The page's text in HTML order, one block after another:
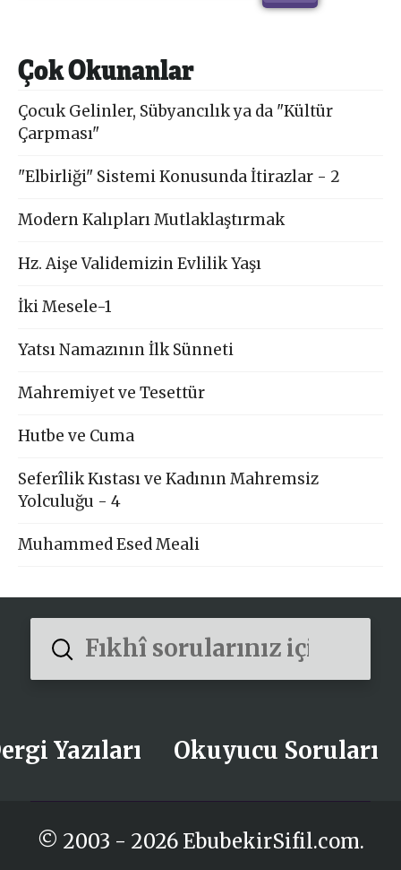
Çok Okunanlar
Çocuk Gelinler, Sübyancılık ya da "Kültür
Çarpması"
"Elbirliği" Sistemi Konusunda İtirazlar - 2
Modern Kalıpları Mutlaklaştırmak
Hz. Aişe Validemizin Evlilik Yaşı
İki Mesele-1
Yatsı Namazının İlk Sünneti
Mahremiyet ve Tesettür
Hutbe ve Cuma
Seferîlik Kıstası ve Kadının Mahremsiz
Yolculuğu - 4
Muhammed Esed Meali
Search
Submit
Yazıları Okuyucu Soruları
© 2003 - 2026 EbubekirSifil.com.